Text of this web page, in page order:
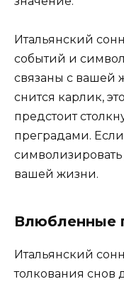
Итальянский
событий и
связаны с вашей
снится карлик,
предстоит
преградами.
вашей жизни.
Влюбленные
Итальянский
толкования снов